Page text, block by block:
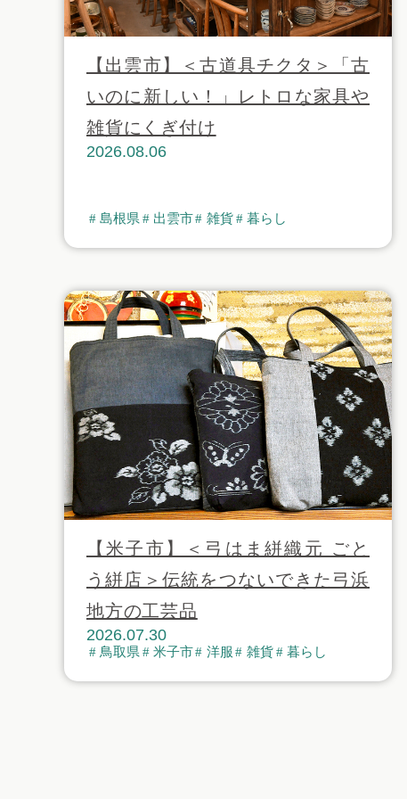
【出雲市】＜古道具チクタ＞「古
いのに新しい！」レトロな家具や
雑貨にくぎ付け
2026.08.06
島根県 出雲市 雑貨 暮らし
【米子市】＜弓はま絣織元 ごと
う絣店＞伝統をつないできた弓浜
地方の工芸品
2026.07.30
鳥取県 米子市 洋服 雑貨 暮らし